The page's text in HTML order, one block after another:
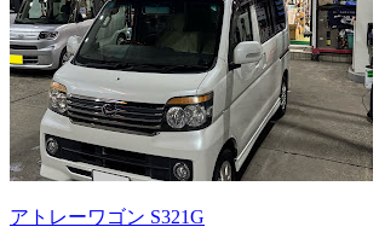
アトレーワゴン S321G